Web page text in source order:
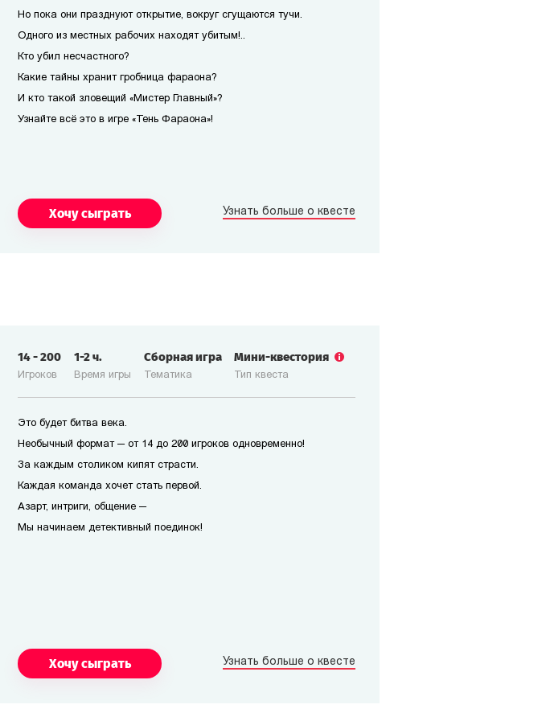
Но пока они празднуют открытие, вокруг сгущаются тучи.
Одного из местных рабочих находят убитым!..
Кто убил несчастного?
Какие тайны хранит гробница фараона?
И кто такой зловещий «Мистер Главный»?
Узнайте всё это в игре «Тень Фараона»!
Хочу сыграть Узнать больше о квесте
Игроков
14-200
Время игры
1-2ч.
Тематика
Сборная игра
Тип квеста
Мини-квестория
Это будет битва века.
Необычный формат — от 14 до 200 игроков одновременно!
За каждым столиком кипят страсти.
Каждая команда хочет стать первой.
Азарт, интриги, общение —
Мы начинаем детективный поединок!
Хочу сыграть Узнать больше о квесте